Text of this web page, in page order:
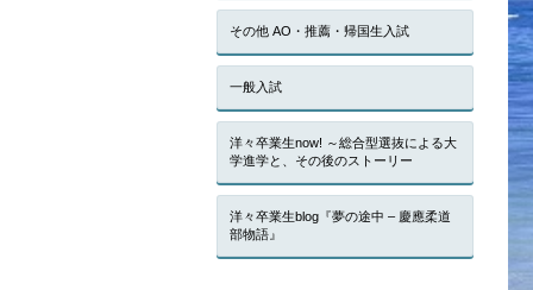
その他 AO・推薦・帰国生入試
一般入試
洋々卒業生now! ～総合型選抜による大
学進学と、その後のストーリー
洋々卒業生blog『夢の途中 – 慶應柔道
部物語』